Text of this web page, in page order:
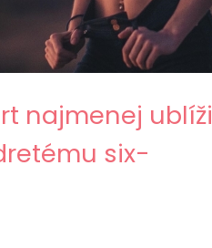
najmenej ublíži
six-